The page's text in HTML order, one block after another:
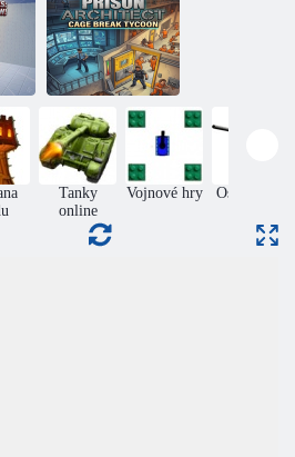
Stickman vs
taliansky
brainrot
Väzenský
architekt: Tajný
útek z klietky
Tanky
online
Vojnové hry Ostreľovač